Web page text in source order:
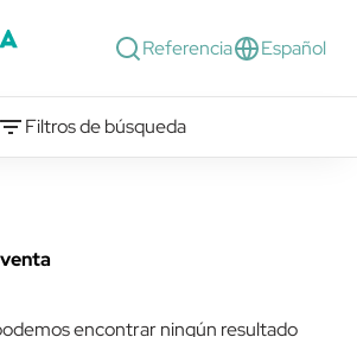
Referencia Español
Filtros de búsqueda
encontrar ningún resultado